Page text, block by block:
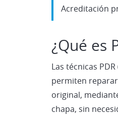
Acreditación
¿Qué es
Las técnicas
permiten
original,
chapa, sin